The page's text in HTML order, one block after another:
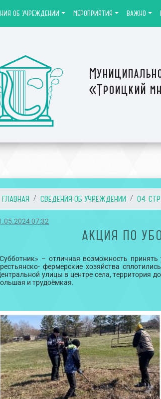
«Троицкий
ОБ УЧРЕЖДЕНИИ МЕРОПРИЯТИЯ ВАЖНО
ГЛАВНАЯ СВЕДЕНИЯ ОБ УЧРЕЖДЕНИИ 04.
07:32
АКЦИЯ ПО
– отличная возможность
фермерские хозяйства
улицы в центре села, территория
и трудоёмкая.